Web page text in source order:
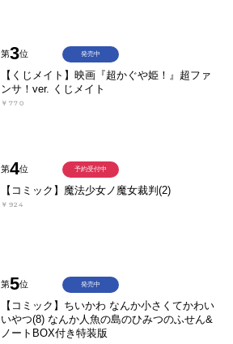
第3位
【くじメイト】映画『超かぐや姫！』超ファ
ンサ！ver. くじメイト
￥770
発売中
第4位
【コミック】魔法少女ノ魔女裁判(2)
￥924
予約受付中
第5位
【コミック】ちいかわ なんか小さくてかわい
いやつ(8) なんか人魚の島のひみつのふせん&
ノートBOX付き特装版
発売中